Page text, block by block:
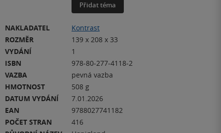
Přidat téma
NAKLADATEL
Kontrast
ROZMĚR
139 x 208 x 33
VYDÁNÍ
1
ISBN
978-80-277-4118-2
VAZBA
pevná vazba
HMOTNOST
508 g
DATUM VYDÁNÍ
7.01.2026
EAN
9788027741182
POČET STRAN
416